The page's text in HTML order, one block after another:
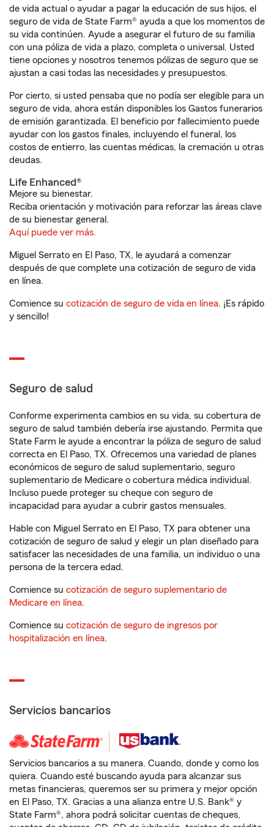
de vida actual o ayudar a pagar la educación de sus hijos, el
seguro de vida de State Farm® ayuda a que los momentos de
su vida continúen. Ayude a asegurar el futuro de su familia
con una póliza de vida a plazo, completa o universal. Usted
tiene opciones y nosotros tenemos pólizas de seguro que se
ajustan a casi todas las necesidades y presupuestos.
Por cierto, si usted pensaba que no podía ser elegible para un
seguro de vida, ahora están disponibles los Gastos funerarios
de emisión garantizada. El beneficio por fallecimiento puede
ayudar con los gastos finales, incluyendo el funeral, los
costos de entierro, las cuentas médicas, la cremación u otras
deudas.
Life Enhanced®
Mejore su bienestar.
Reciba orientación y motivación para reforzar las áreas clave
de su bienestar general.
Aquí puede ver más.
Miguel Serrato en El Paso, TX, le ayudará a comenzar
después de que complete una cotización de seguro de vida
en línea.
Comience su cotización de seguro de vida en línea. ¡Es rápido
y sencillo!
Seguro de salud
Conforme experimenta cambios en su vida, su cobertura de
seguro de salud también debería irse ajustando. Permita que
State Farm le ayude a encontrar la póliza de seguro de salud
correcta en El Paso, TX. Ofrecemos una variedad de planes
económicos de seguro de salud suplementario, seguro
suplementario de Medicare o cobertura médica individual.
Incluso puede proteger su cheque con seguro de
incapacidad para ayudar a cubrir gastos mensuales.
Hable con Miguel Serrato en El Paso, TX para obtener una
cotización de seguro de salud y elegir un plan diseñado para
satisfacer las necesidades de una familia, un individuo o una
persona de la tercera edad.
Comience su cotización de seguro suplementario de
Medicare en línea.
Comience su cotización de seguro de ingresos por
hospitalización en línea.
Servicios bancarios
Servicios bancarios a su manera. Cuando, donde y como los
quiera. Cuando esté buscando ayuda para alcanzar sus
metas financieras, queremos ser su primera y mejor opción
en El Paso, TX. Gracias a una alianza entre U.S. Bank® y
State Farm®, ahora podrá solicitar cuentas de cheques,